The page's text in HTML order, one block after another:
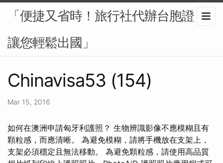
「便捷又省時！旅行社代辦台胞證，
讓您輕鬆出國」
Chinavisa53 (154)
Mar 15, 2016
如何在澳洲申請匈牙利護照？ 生物辨識影像不應模糊且有
顆粒感，而應清晰。 為避免模糊，請將手機放在支架上，
支架必須穩定且無法移動。 為避免顆粒感，請使用高品質